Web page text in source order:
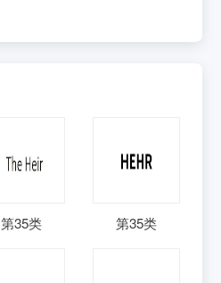
第35类 第35类